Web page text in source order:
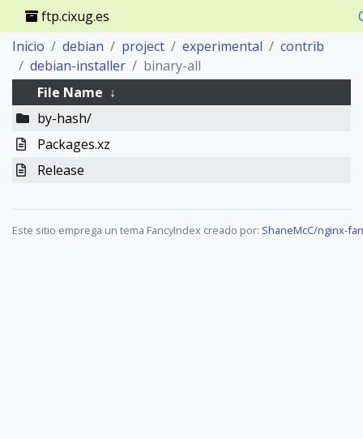
ftp.cixug.es
Inicio
debian project experimental
contrib
debian-installer
binary-all
File Name ↓
by-hash/
Packages.xz
Release
Este sitio emprega un tema FancyIndex creado por: ShaneMcC/nginx-